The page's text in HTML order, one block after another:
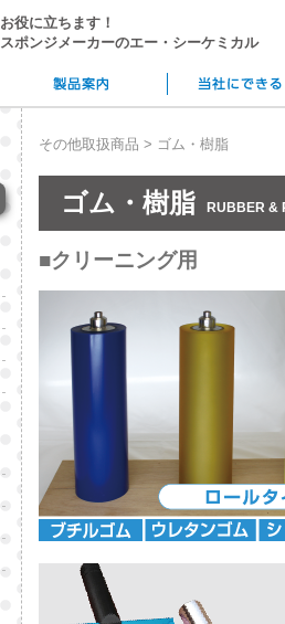
お役に立ちます！
スポンジメーカーのエー・シーケミカル
その他取扱商品 > ゴム・樹脂
ゴム・樹脂 RUBBER &
■クリーニング用